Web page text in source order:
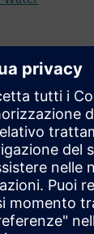
a corrente
a
di